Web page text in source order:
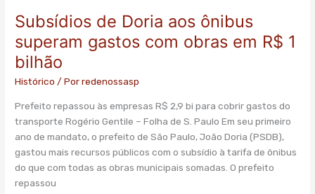
Subsídios de Doria aos ônibus
superam gastos com obras em R$ 1
bilhão
Histórico / Porredenossasp
Prefeito repassou às empresas R$ 2,9 bi para cobrir gastos do
transporte Rogério Gentile – Folha de S. Paulo Em seu primeiro
ano de mandato, o prefeito de São Paulo, João Doria (PSDB),
gastou mais recursos públicos com o subsídio à tarifa de ônibus
do que com todas as obras municipais somadas. O prefeito
repassou
Subsídios
Doria
aos
ônibus
gastos
com
obras
em
R$
1